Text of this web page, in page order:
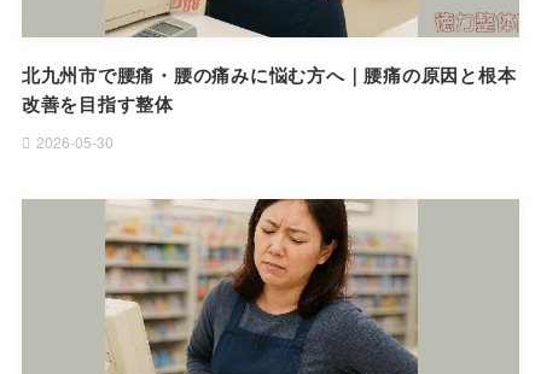
北九州市で腰痛・腰の痛みに悩む方へ｜腰痛の原因と根本
改善を目指す整体
2026-05-30